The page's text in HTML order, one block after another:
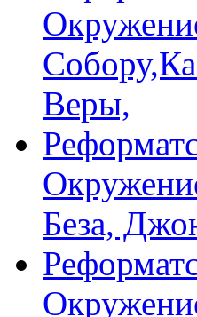
Веры,
Беза,